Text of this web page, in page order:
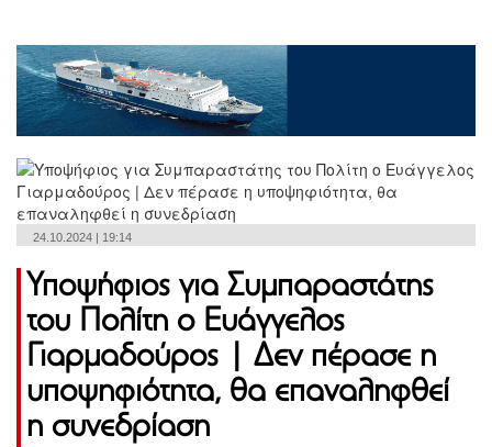
24.10.2024 | 19:14
Υποψήφιος για Συμπαραστάτης
του Πολίτη ο Ευάγγελος
Γιαρμαδούρος | Δεν πέρασε η
υποψηφιότητα, θα επαναληφθεί
η συνεδρίαση